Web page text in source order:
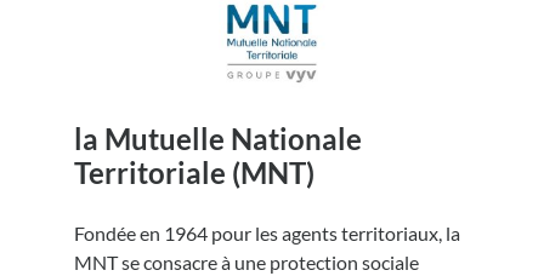
la Mutuelle Nationale
Territoriale (MNT)
Fondée en 1964 pour les agents territoriaux, la
MNT se consacre à une protection sociale